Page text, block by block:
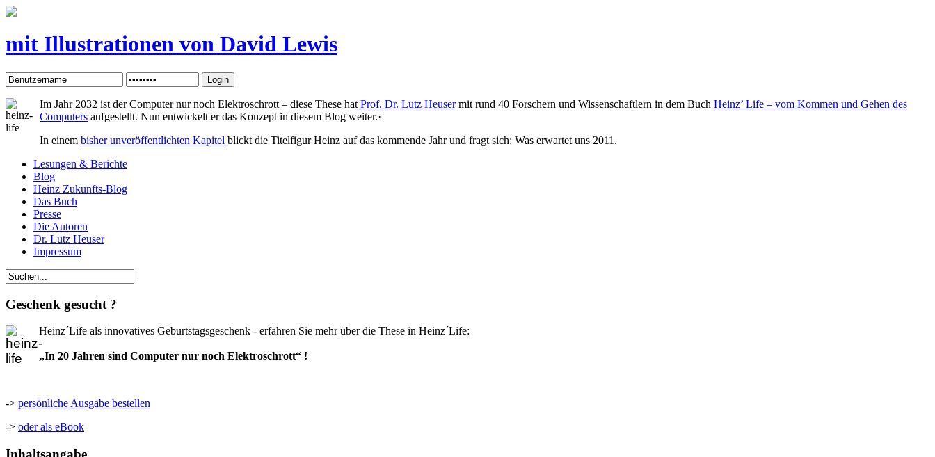
mit Illustrationen von David Lewis
Login
Im Jahr 2032 ist der Computer nur noch Elektroschrott – diese These hat Prof. Dr. Lutz Heusermit rund 40 Forschern und Wissenschaftlern in dem Buch Heinz’ Life – vom Kommen und Gehen des
Computers aufgestellt. Nun entwickelt er das Konzept in diesem Blog weiter.·
In einem bisher unveröffentlichten Kapitel blickt die Titelfigur Heinz auf das kommende Jahr und fragt sich: Was erwartet uns 2011.
Lesungen & Berichte
Blog
Heinz Zukunfts-Blog
Das Buch
Presse
Die Autoren
Dr. Lutz Heuser
Impressum
Geschenk gesucht ?
Heinz´Life als innovatives Geburtstagsgeschenk - erfahren Sie mehr über die These in Heinz´Life:
„In 20 Jahren sind Computer nur noch Elektroschrott“ !
-> persönliche Ausgabe bestellen
-> oder als eBook
Inhaltsangabe